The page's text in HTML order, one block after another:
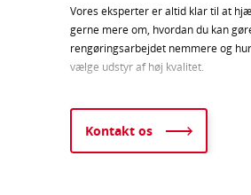
Vores eksperter er altid klar til at
gerne mere om, hvordan du kan
rengøringsarbejdet nemmere og
vælge udstyr af høj kvalitet.
Kontakt os